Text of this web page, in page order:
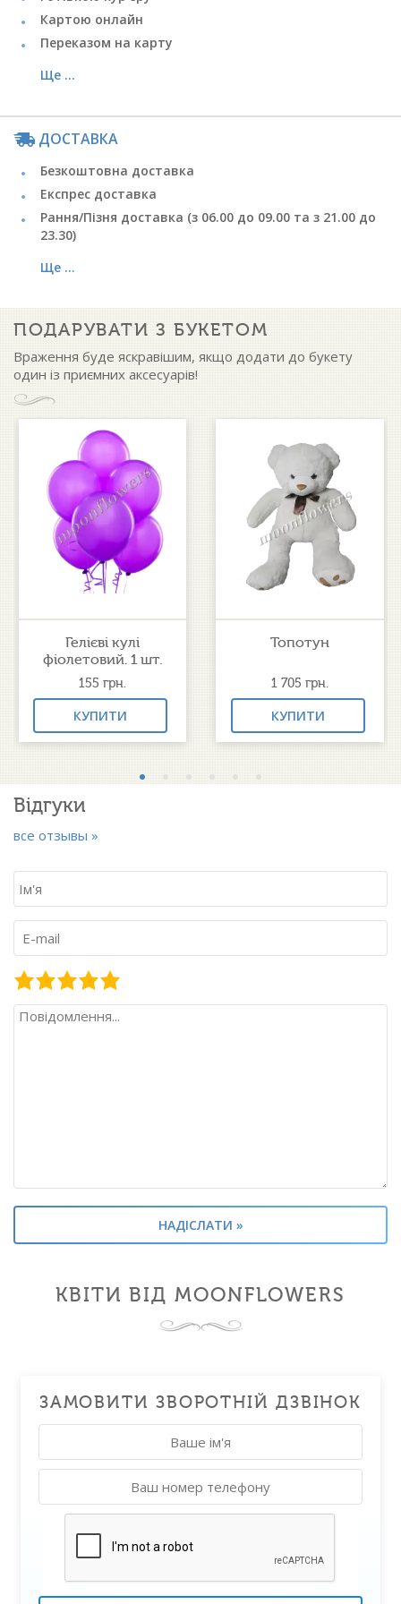
Картою онлайн
Переказом на карту
Ще ...
ДОСТАВКА
Безкоштовна доставка
Експрес доставка
Рання/Пізня доставка (з 06.00 до 09.00 та з 21.00 до
23.30)
Ще ...
ПОДАРУВАТИ З БУКЕТОМ
Враження буде яскравішим, якщо додати до букету
один із приємних аксесуарів!
Гелієві кулі
фіолетовий. 1 шт.
155 грн.
КУПИТИ
Топотун
1 705 грн.
КУПИТИ
Відгуки
все отзывы »
КВІТИ ВІД MOONFLOWERS
ЗАМОВИТИ ЗВОРОТНІЙ ДЗВІНОК